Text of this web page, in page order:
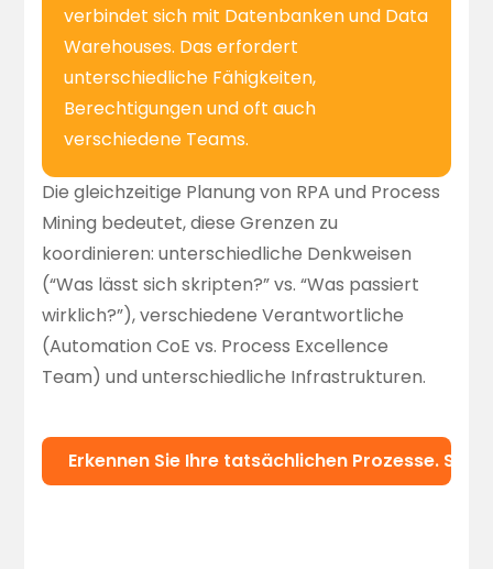
verbindet sich mit Datenbanken und Data
Warehouses. Das erfordert
unterschiedliche Fähigkeiten,
Berechtigungen und oft auch
verschiedene Teams.
Die gleichzeitige Planung von RPA und Process
Mining bedeutet, diese Grenzen zu
koordinieren: unterschiedliche Denkweisen
(“Was lässt sich skripten?” vs. “Was passiert
wirklich?”), verschiedene Verantwortliche
(Automation CoE vs. Process Excellence
Team) und unterschiedliche Infrastrukturen.
Erkennen Sie Ihre tatsächlichen Prozesse.